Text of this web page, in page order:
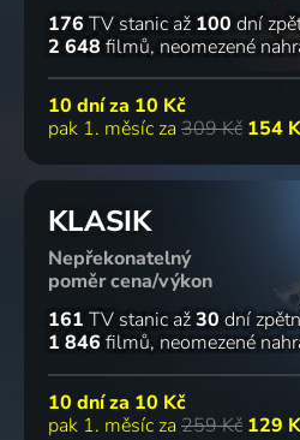
176 TV stanic až 100 dní
2 648 filmů neomezené
10 dní za 10 Kč
pak 1. měsíc za 309 Kč 154
KLASIK
Nepřekonatelný
poměr cena/výkon
161 TV stanic až30 dní
1 846 filmů neomezené
10 dní za 10 Kč
pak 1. měsíc za 259 Kč 129